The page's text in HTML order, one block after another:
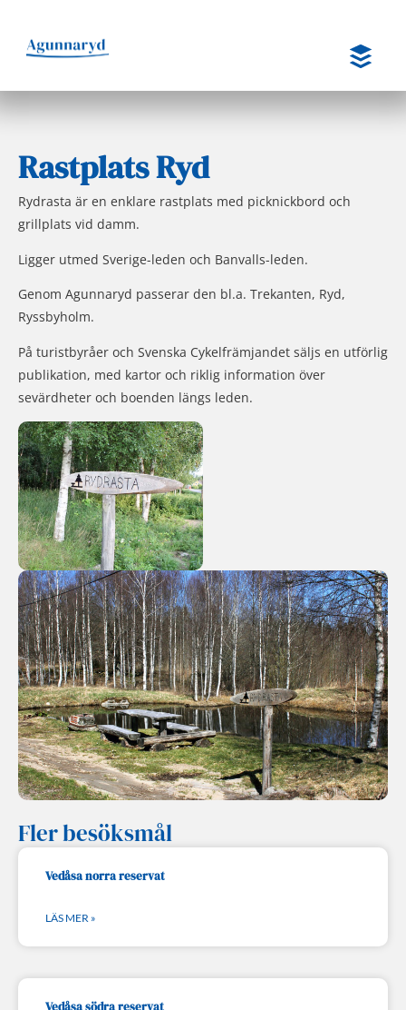
innehåll
Rastplats Ryd
Rydrasta är en enklare rastplats med picknickbord och
grillplats vid damm.
Ligger utmed Sverige-leden och Banvalls-leden.
Genom Agunnaryd passerar den bl.a. Trekanten, Ryd,
Ryssbyholm.
På turistbyråer och Svenska Cykelfrämjandet säljs en utförlig
publikation, med kartor och riklig information över
sevärdheter och boenden längs leden.
Fler besöksmål
Vedåsa norra reservat
LÄS MER »